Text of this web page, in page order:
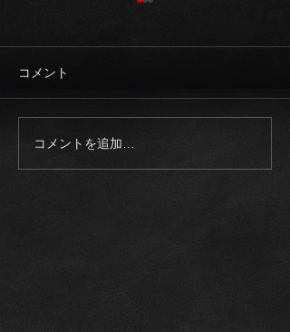
《入庫車両》2003モデル
ロールスロイス ファント
コメント
コメントを追加…